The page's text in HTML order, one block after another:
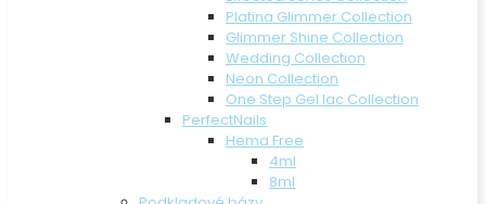
Platina Glimmer Collection
Glimmer Shine Collection
Wedding Collection
Neon Collection
One Step Gel lac Collection
PerfectNails
Hema Free
4ml
8ml